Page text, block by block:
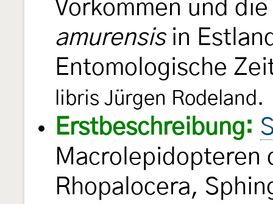
Vorkommen und
amurensisin
Entomologische
libris Jürgen Rodeland.
Erstbeschreibung:
Macrolepidopteren
Rhopalocera,